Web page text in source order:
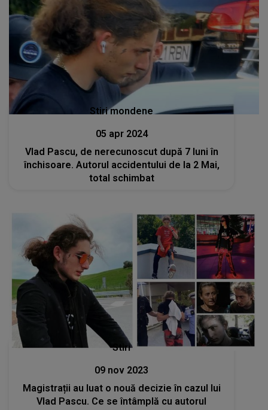
Stiri mondene
05 apr 2024
Vlad Pascu, de nerecunoscut după 7 luni în
închisoare. Autorul accidentului de la 2 Mai,
total schimbat
Stiri
09 nov 2023
Magistrații au luat o nouă decizie în cazul lui
Vlad Pascu. Ce se întâmplă cu autorul